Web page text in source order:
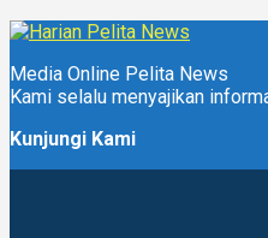
Media Online Pelita News
Kami selalu menyajikan
Kunjungi Kami